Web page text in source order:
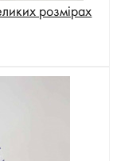
розмірах